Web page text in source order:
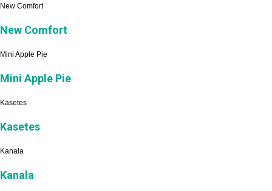
New Comfort
New Comfort
Mini Apple Pie
Mini Apple Pie
Kasetes
Kasetes
Kanala
Kanala